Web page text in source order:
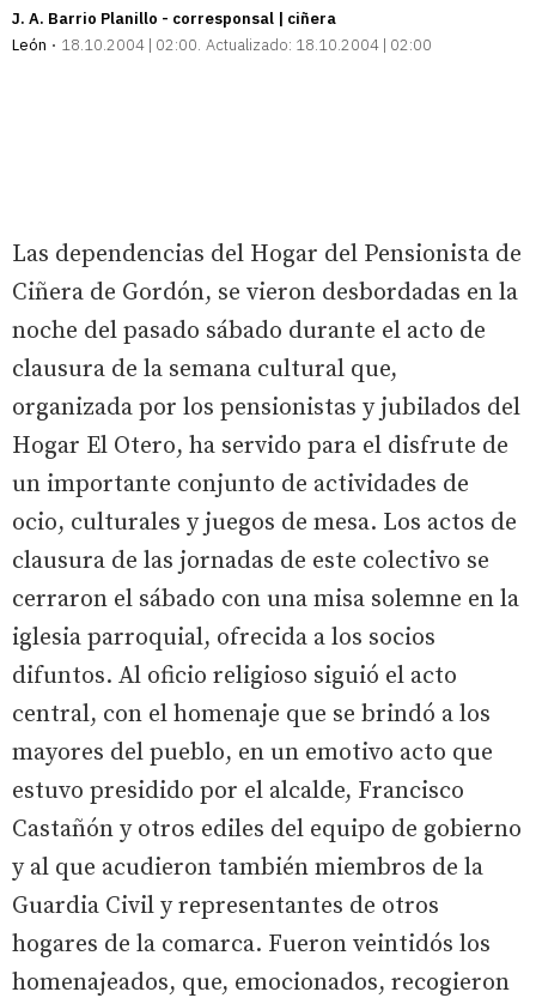
J. A. Barrio Planillo - corresponsal | ciñera
León
18.10.2004 | 02:00 Actualizado: 18.10.2004 | 02:00
Las dependencias del Hogar del Pensionista de
Ciñera de Gordón, se vieron desbordadas en la
noche del pasado sábado durante el acto de
clausura de la semana cultural que,
organizada por los pensionistas y jubilados del
Hogar El Otero, ha servido para el disfrute de
un importante conjunto de actividades de
ocio, culturales y juegos de mesa. Los actos de
clausura de las jornadas de este colectivo se
cerraron el sábado con una misa solemne en la
iglesia parroquial, ofrecida a los socios
difuntos. Al oficio religioso siguió el acto
central, con el homenaje que se brindó a los
mayores del pueblo, en un emotivo acto que
estuvo presidido por el alcalde, Francisco
Castañón y otros ediles del equipo de gobierno
y al que acudieron también miembros de la
Guardia Civil y representantes de otros
hogares de la comarca. Fueron veintidós los
homenajeados, que, emocionados, recogieron